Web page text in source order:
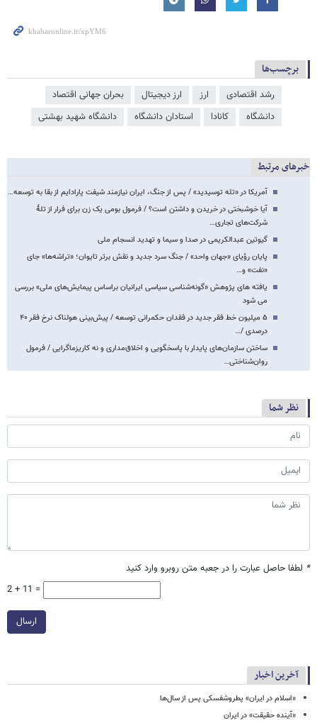
برچسب‌ها
رشد اقتصادی ارز ارز دیجیتال
بحران جهانی اقتصاد
دانشگاه
کانادا استادان دانشگاه دانشگاه شهید بهشتی
خبرهای مرتبط
آمریکا در «تله توسیدید» / پس از جنگ، ایران نیازمند شیفت پارادایم از بقا به توسعه…
آیا خوشبختی در خریدن و داشتن است؟ / فرمول بومی یک زن برای فرار از تلهٔ
شرکت‌های تجاری…
گیوتین عبدالکریمی در صدا و سیما و تهدید انسجام ملی
پایان رؤیای «جهان واحد» / جنگ سرد جدید و نقش برتر تایوان؛ «تراشه‌ها» جای
«نفت» و…
یافته های پژوهش «گونه‌شناسی سیاسی ایرانیان براساس پیمایش‌های ملی» بررسی
می شود
۵ میلیون خط فقر جدید در فقدان حکمرانی توسعه / پیش‌بینی هولناک نرخ فقر ۴۰
درصدی /…
ساختن سازمان‌های پایدار با پاسخگویی و اخلاق‌مداری و نه کاریزماگرایی / فرمول
روان‌شناختی…
نظر شما
* لطفا حاصل عبارت را در جعبه متن روبرو وارد کنید
2 + 11 =
ارسال
آخرین اخبار
«اسلام در ایران» پطروشفسکی پس از سال‌ها
«آینده حقیقت» در ایران